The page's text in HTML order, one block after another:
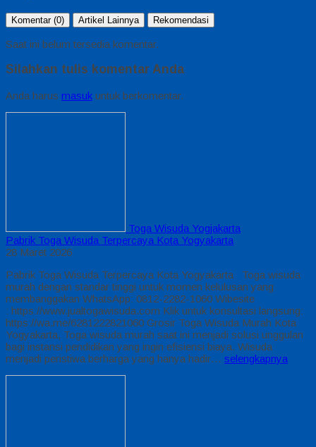
Komentar (0) Artikel Lainnya Rekomendasi
Saat ini belum tersedia komentar.
Silahkan tulis komentar Anda
Anda harus masuk untuk berkomentar.
Toga Wisuda Yogjakarta
Pabrik Toga Wisuda Terpercaya Kota Yogyakarta
28 Maret 2026
Pabrik Toga Wisuda Terpercaya Kota Yogyakarta Toga wisuda
murah dengan standar tinggi untuk momen kelulusan yang
membanggakan WhatsApp: 0812-2282-1060 Wibesite
: https://www.jualtogawisuda.com Klik untuk konsultasi langsung:
https://wa.me/6281222821060 Grosir Toga Wisuda Murah Kota
Yogyakarta, Toga wisuda murah saat ini menjadi solusi unggulan
bagi instansi pendidikan yang ingin efisiensi biaya. Wisuda
menjadi peristiwa berharga yang hanya hadir… selengkapnya